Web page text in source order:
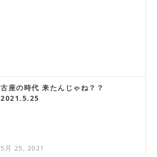
古座の時代 来たんじゃね？？
2021.5.25
5月 25, 2021